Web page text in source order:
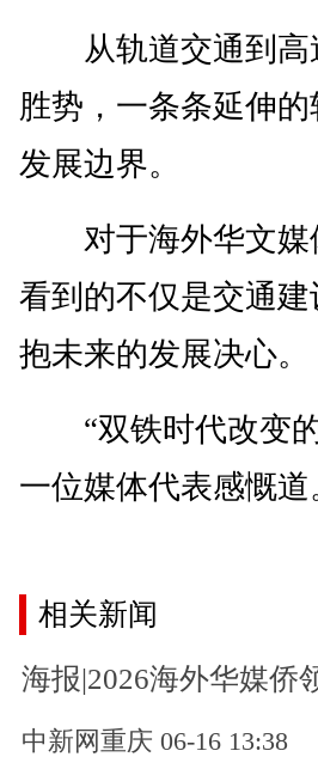
从轨道交通到高
胜势，一条条延伸
发展边界。
对于海外华文媒
看到的不仅是交通
抱未来的发展决心。
“双铁时代改变的
一位媒体代表感慨道
相关新闻
海报|2026海外华媒侨
中新网重庆 06-16 13:38